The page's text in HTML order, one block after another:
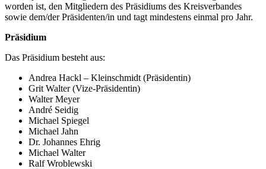
worden ist, den Mitgliedern des Präsidiums des Kreisverbandes
sowie dem/der Präsidenten/in und tagt mindestens einmal pro Jahr.
Präsidium
Das Präsidium besteht aus:
Andrea Hackl – Kleinschmidt (Präsidentin)
Grit Walter (Vize-Präsidentin)
Walter Meyer
André Seidig
Michael Spiegel
Michael Jahn
Dr. Johannes Ehrig
Michael Walter
Ralf Wroblewski